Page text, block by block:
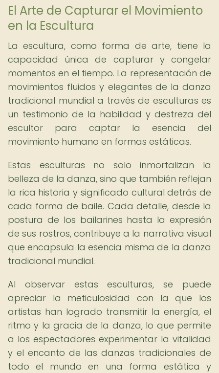
El Arte de Capturar el Movimiento
en la Escultura
La escultura, como forma de arte, tiene la
capacidad única de capturar y congelar
momentos en el tiempo. La representación de
movimientos fluidos y elegantes de la danza
tradicional mundial a través de esculturas es
un testimonio de la habilidad y destreza del
escultor para captar la esencia del
movimiento humano en formas estáticas.
Estas esculturas no solo inmortalizan la
belleza de la danza, sino que también reflejan
la rica historia y significado cultural detrás de
cada forma de baile. Cada detalle, desde la
postura de los bailarines hasta la expresión
de sus rostros, contribuye a la narrativa visual
que encapsula la esencia misma de la danza
tradicional mundial.
Al observar estas esculturas, se puede
apreciar la meticulosidad con la que los
artistas han logrado transmitir la energía, el
ritmo y la gracia de la danza, lo que permite
a los espectadores experimentar la vitalidad
y el encanto de las danzas tradicionales de
todo el mundo en una forma estática y